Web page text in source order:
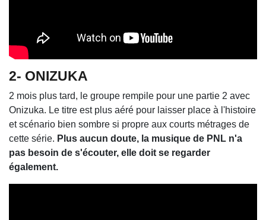
2- ONIZUKA
2 mois plus tard, le groupe rempile pour une partie 2 avec
Onizuka. Le titre est plus aéré pour laisser place à l'histoire
et scénario bien sombre si propre aux courts métrages de
cette série. Plus aucun doute, la musique de PNL n'a
pas besoin de s'écouter, elle doit se regarder
également.